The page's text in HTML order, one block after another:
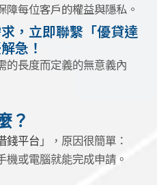
每位客戶的權益與隱私。
，立即聯繫「優貸達
急！
的長度而定義的無意義內
？
錢平台 」，原因很簡單：
機或電腦就能完成申請。